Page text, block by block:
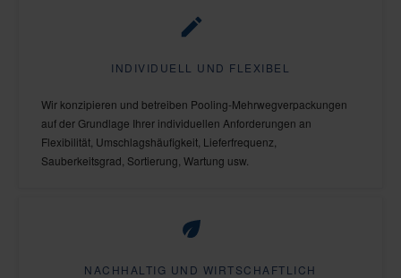
INDIVIDUELL UND FLEXIBEL
Wir konzipieren und betreiben Pooling-Mehrwegverpackungen
auf der Grundlage Ihrer individuellen Anforderungen an
Flexibilität, Umschlagshäufigkeit, Lieferfrequenz,
Sauberkeitsgrad, Sortierung, Wartung usw.
NACHHALTIG UND WIRTSCHAFTLICH